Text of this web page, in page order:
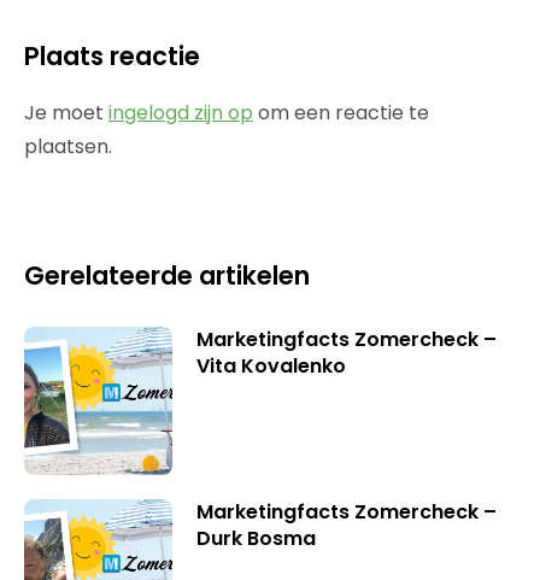
Plaats reactie
Je moet ingelogd zijn op om een reactie te
plaatsen.
Gerelateerde artikelen
Marketingfacts Zomercheck –
Vita Kovalenko
Marketingfacts Zomercheck –
Durk Bosma